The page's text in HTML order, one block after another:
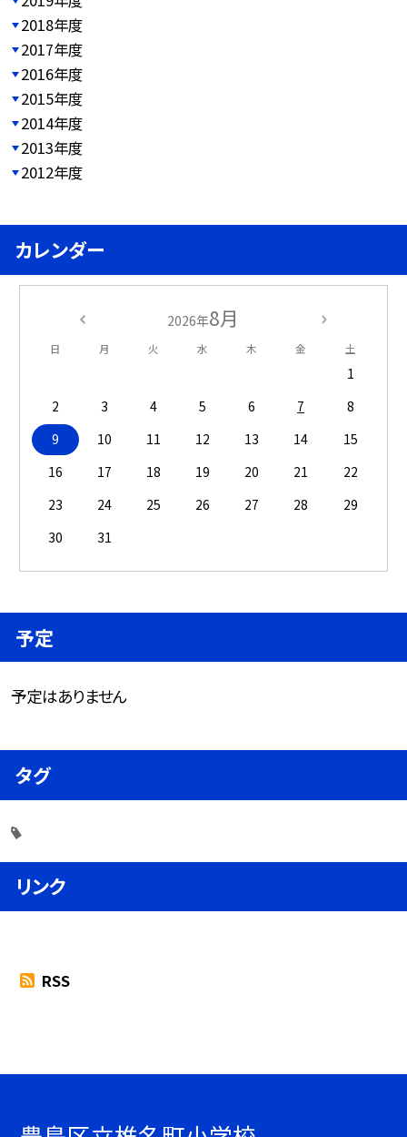
2018年度
2017年度
2016年度
2015年度
2014年度
2013年度
2012年度
カレンダー
2026年8月
日 月 火 水 木 金 土
1
2
3 4 5 6 7
8
9
10 11 12 13 14
15
16
17 18 19 20 21
22
23
24 25 26 27 28
29
30
31
予定
予定はありません
タグ
リンク
RSS